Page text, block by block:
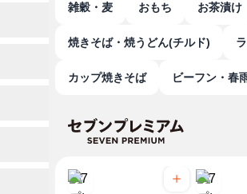
雑穀・麦 おもち お茶漬け
焼きそば・焼うどん(チルド)
カップ焼きそば ビーフン・春